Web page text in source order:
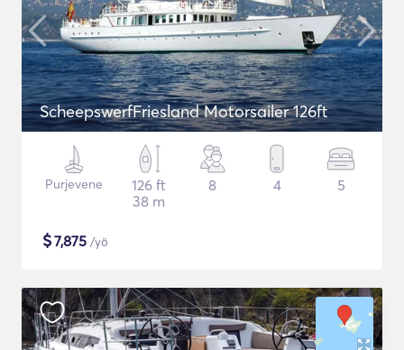
ScheepswerfFriesland Motorsailer 126ft
Purjevene
126 ft
38 m
8 4 5
$7,875 /yö